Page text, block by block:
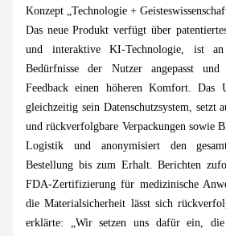
Konzept „Technologie +
Das neue Produkt verfügt über
und interaktive KI-Technologie, ist an
Bedürfnisse der Nutzer angepasst
Feedback einen höheren Komfort. Das
gleichzeitig sein Datenschutzsystem, setzt
und rückverfolgbare Verpackungen sowie
Logistik und anonymisiert den
Bestellung bis zum Erhalt. Berichten
FDA-Zertifizierung für medizinische
die Materialsicherheit lässt sich
erklärte: „Wir setzen uns dafür ein, die